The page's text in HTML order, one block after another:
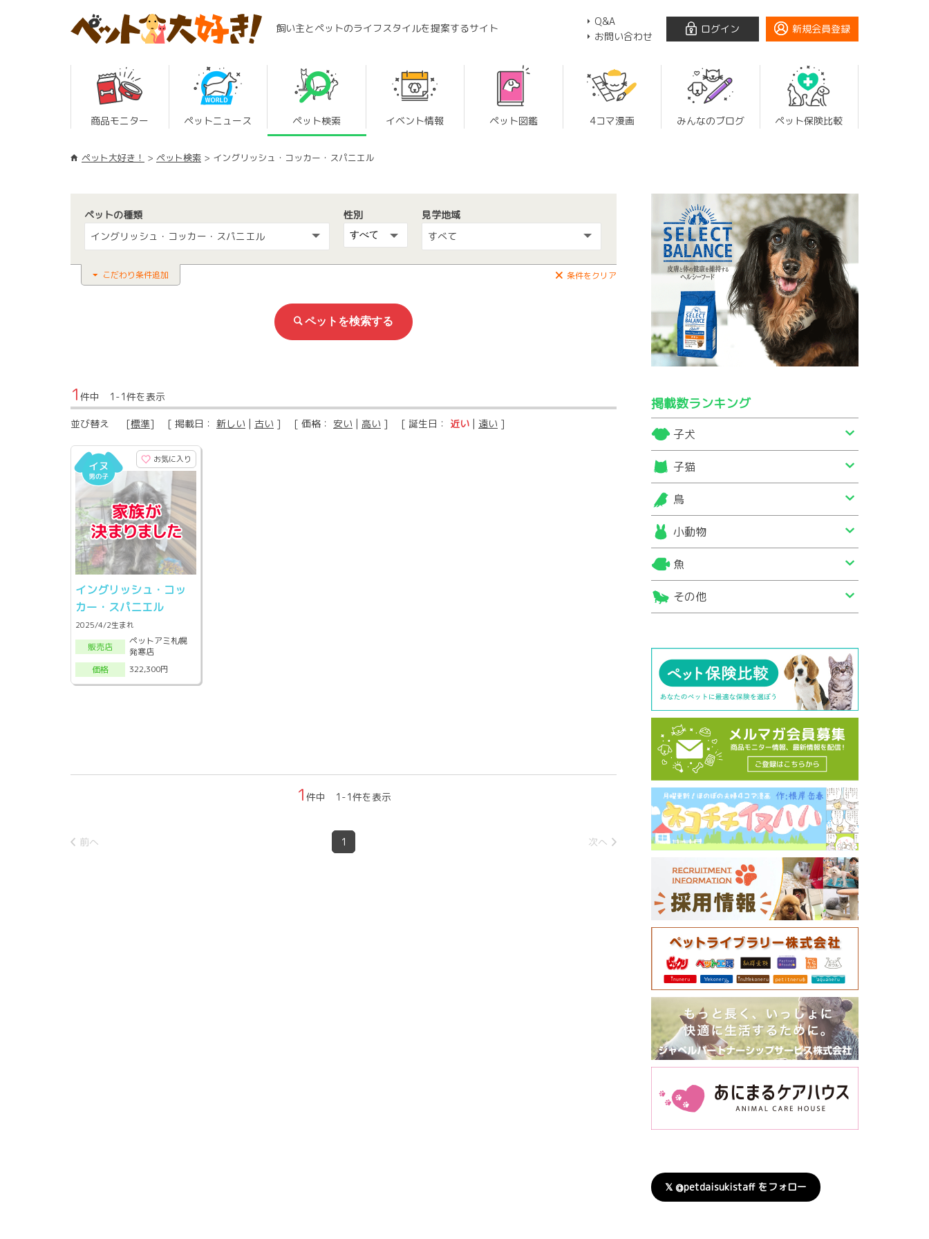
飼い主とペットのライフスタイルを提案するサイト
Q&A
お問い合わせ
ログイン 新規会員登録
商品モニター ペットニュース ペット検索 イベント情報 ペット図鑑 4コマ漫画 みんなのブログ ペット保険比較
ペット大好き！ ペット検索 イングリッシュ・コッカー・スパニエル
ペットの種類
イングリッシュ・コッカー・スパニエル
性別
見学地域
すべて
こだわり条件追加 条件をクリア
1 件中 1-1件を表示
並び替え [標準] [ 掲載日： 新しい | 古い ] [ 価格： 安い | 高い ] [ 誕生日： 近い | 遠い ]
お気に入り
イングリッシュ・コッ
カー・スパニエル
2025/4/2生まれ
販売店
ペットアミ札幌
発寒店
価格
322,300円
1 件中 1-1件を表示
前へ 1 次へ
掲載数ランキング
子犬
子猫
鳥
小動物
魚
その他
𝕏 @petdaisukistaff をフォロー